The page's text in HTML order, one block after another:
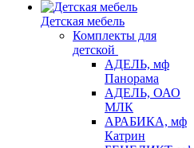
Детская мебель
Комплекты для
детской
АДЕЛЬ, мф
Панорама
АДЕЛЬ, ОАО
МЛК
АРАБИКА, мф
Катрин